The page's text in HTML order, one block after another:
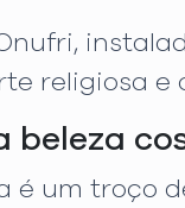
religiosa
beleza
é um troço